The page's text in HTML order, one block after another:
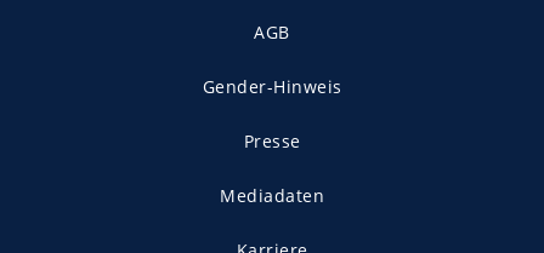
AGB
Gender-Hinweis
Presse
Mediadaten